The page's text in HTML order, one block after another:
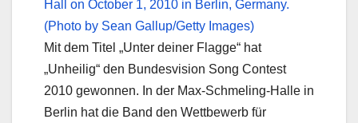
Mit dem Titel „Unter deiner Flagge“ hat
„Unheilig“ den Bundesvision Song Contest
2010 gewonnen. In der Max-Schmeling-Halle in
Berlin hat die Band den Wettbewerb für